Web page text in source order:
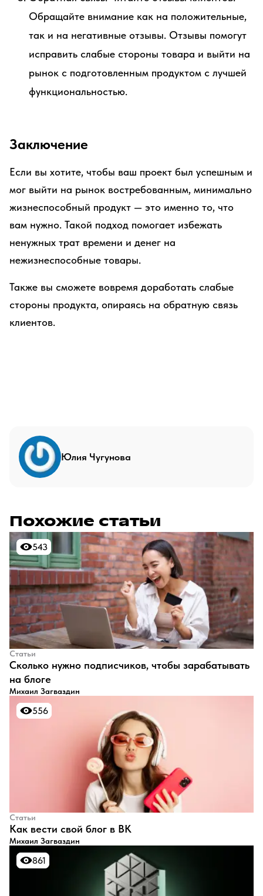
Обращайте внимание как на положительные,
так и на негативные отзывы. Отзывы помогут
исправить слабые стороны товара и выйти на
рынок с подготовленным продуктом с лучшей
функциональностью.
Заключение
Если вы хотите, чтобы ваш проект был успешным и
мог выйти на рынок востребованным, минимально
жизнеспособный продукт — это именно то, что
вам нужно. Такой подход помогает избежать
ненужных трат времени и денег на
нежизнеспособные товары.
Также вы сможете вовремя доработать слабые
стороны продукта, опираясь на обратную связь
клиентов.
Юлия Чугунова
Похожие статьи
543
543
Статьи
​Сколько нужно подписчиков, чтобы зарабатывать
на блоге
Михаил Загваздин
556
556
Статьи
​Как вести свой блог в ВК
Михаил Загваздин
861
861